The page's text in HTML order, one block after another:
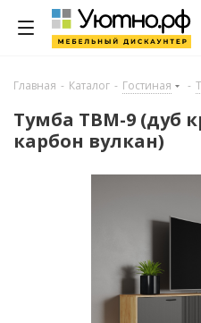
Главная - Каталог - Гостиная -
Тумба ТВМ-9 (дуб
карбон вулкан)